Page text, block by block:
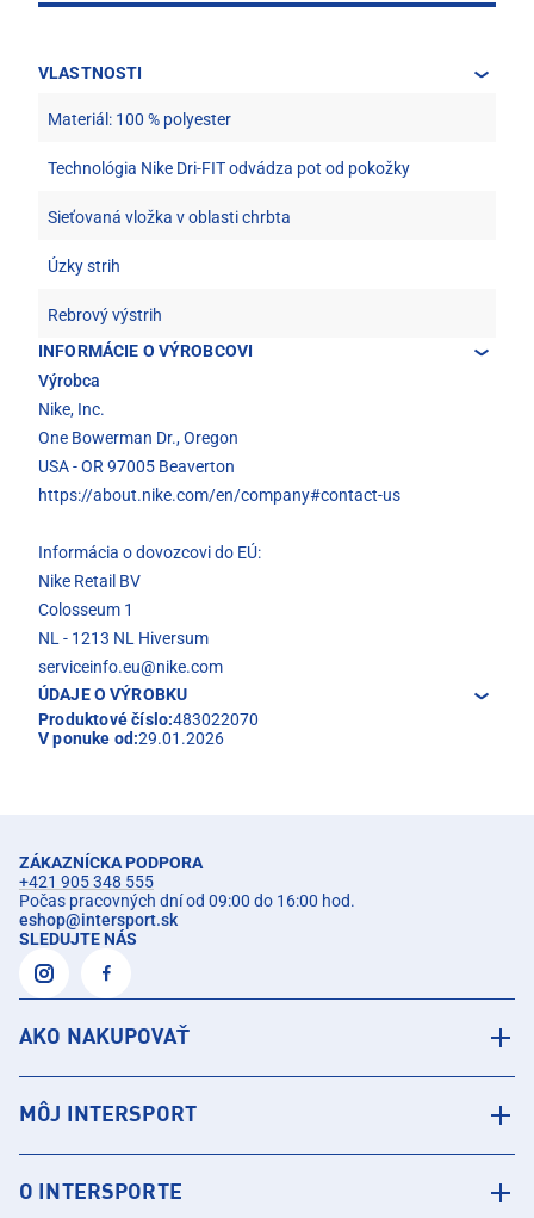
VLASTNOSTI
Materiál: 100 % polyester
Technológia Nike Dri-FIT odvádza pot od pokožky
Sieťovaná vložka v oblasti chrbta
Úzky strih
Rebrový výstrih
INFORMÁCIE O VÝROBCOVI
Výrobca
Nike, Inc.
One Bowerman Dr., Oregon
USA - OR 97005 Beaverton
https://about.nike.com/en/company#contact-us
Informácia o dovozcovi do EÚ:
Nike Retail BV
Colosseum 1
NL - 1213 NL Hiversum
serviceinfo.eu@nike.com
ÚDAJE O VÝROBKU
Produktové číslo:483022070
V ponuke od:29.01.2026
ZÁKAZNÍCKA PODPORA
+421 905 348 555
Počas pracovných dní od 09:00 do 16:00 hod.
eshop@intersport.sk
SLEDUJTE NÁS
AKO NAKUPOVAŤ
MÔJ INTERSPORT
O INTERSPORTE